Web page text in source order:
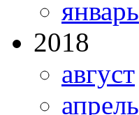
январь
2018
август
апрель